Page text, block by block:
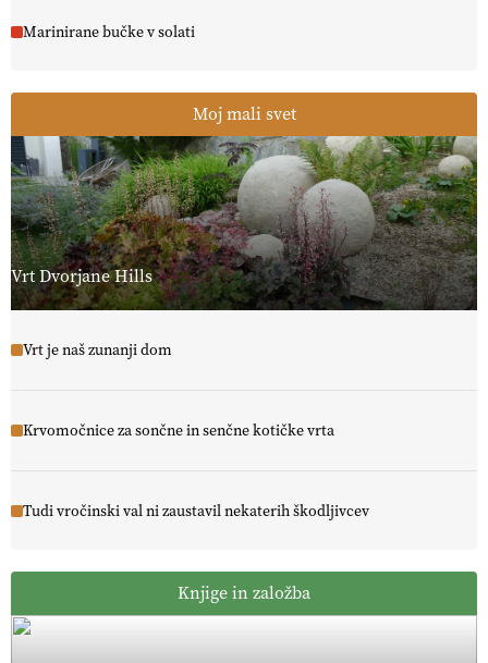
Marinirane bučke v solati
Moj mali svet
Vrt Dvorjane Hills
Vrt je naš zunanji dom
Krvomočnice za sončne in senčne kotičke vrta
Tudi vročinski val ni zaustavil nekaterih škodljivcev
Knjige in založba